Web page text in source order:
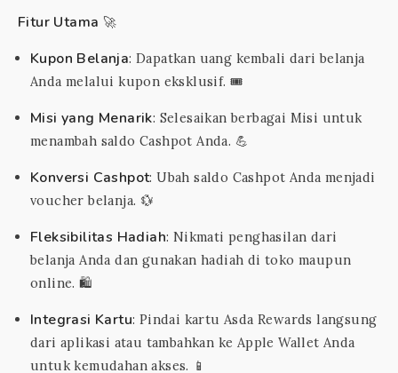
Fitur Utama 🚀
Kupon Belanja: Dapatkan uang kembali dari belanja
Anda melalui kupon eksklusif. 🎟️
Misi yang Menarik: Selesaikan berbagai Misi untuk
menambah saldo Cashpot Anda. 💪
Konversi Cashpot: Ubah saldo Cashpot Anda menjadi
voucher belanja. 💱
Fleksibilitas Hadiah: Nikmati penghasilan dari
belanja Anda dan gunakan hadiah di toko maupun
online. 🛍️
Integrasi Kartu: Pindai kartu Asda Rewards langsung
dari aplikasi atau tambahkan ke Apple Wallet Anda
untuk kemudahan akses. 📱